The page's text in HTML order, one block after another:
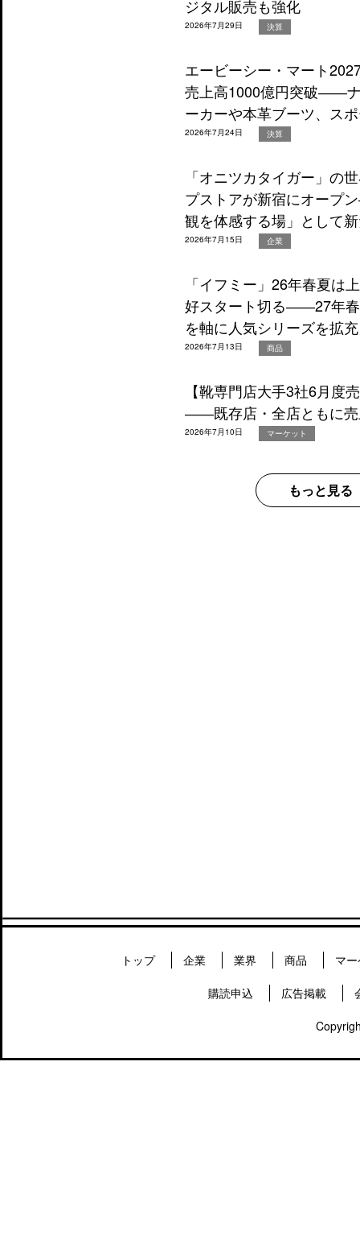
ジタル販売も強化
2026年7月29日 決算
エービーシー・マート
売上高1000億円突破――
ーカーや本革ブーツ、ス
2026年7月24日 決算
「オニツカタイガー」の
プストアが新宿にオープ
観を体感する場」として
2026年7月15日 企業
「イフミー」26年春夏は
好スタート切る――27年
を軸に人気シリーズを拡充
2026年7月13日 商品
【靴専門店大手3社6月度
――既存店・全店ともに売
2026年7月10日 マーケット
もっと見る
トップ 企業 業界 商品 マ
購読申込 広告掲載